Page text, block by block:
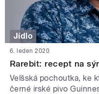
Jídlo
6. leden 2020
Rarebit: recept na
Velšská pochoutka, ke
černé irské pivo